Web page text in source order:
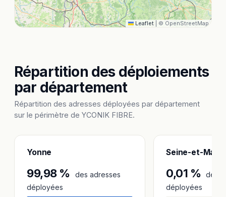
Leaflet © OpenStreetMap
Répartition des déploiements
par département
Répartition des adresses déployées par département
sur le périmètre de YCONIK FIBRE.
Yonne
99,98 %
des adresses
déployées
Seine-et-
0,01 % des
déployées